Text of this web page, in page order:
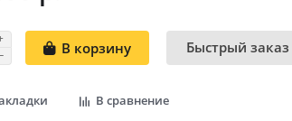
В корзину Быстрый заказ
В сравнение